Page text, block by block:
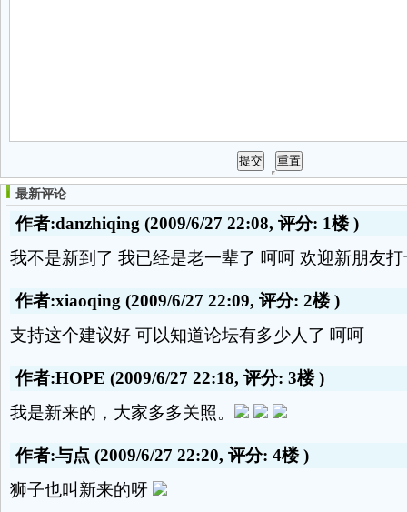
最新评论
作者:danzhiqing (2009/6/27 22:08, 评分: 1楼)
我不是新到了 我已经是老一辈了 呵呵 欢迎新朋友打
作者:xiaoqing (2009/6/27 22:09, 评分: 2楼)
支持这个建议好 可以知道论坛有多少人了 呵呵
作者:HOPE (2009/6/27 22:18, 评分: 3楼)
我是新来的，大家多多关照。
作者:与点 (2009/6/27 22:20, 评分: 4楼)
狮子也叫新来的呀